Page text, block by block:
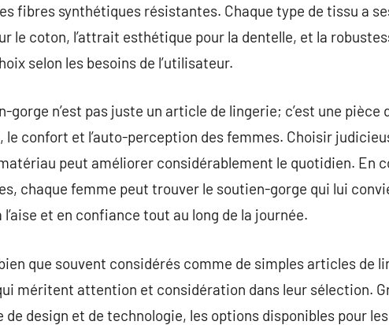
fibres synthétiques résistantes. Chaque type de tissu a
le coton, l’attrait esthétique pour la dentelle, et la
selon les besoins de l’utilisateur.
gorge n’est pas juste un article de lingerie; c’est une pièce
le confort et l’auto-perception des femmes. Choisir
peut améliorer considérablement le quotidien. En
chaque femme peut trouver le soutien-gorge qui lui
et en confiance tout au long de la journée.
que souvent considérés comme de simples articles de
méritent attention et considération dans leur sélection.
design et de technologie, les options disponibles pour